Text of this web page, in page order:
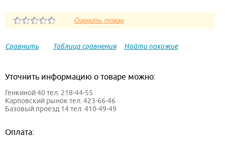
Сравнить Таблица сравнения Найти похожие
Уточнить информацию о товаре можно:
Генкиной 40 тел. 218-44-55
Карповский рынок тел. 423-66-46
Базовый проезд 14 тел. 410-49-49
Оплата: